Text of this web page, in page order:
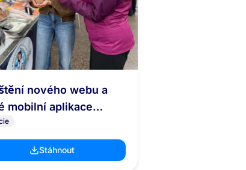
nového webu a
mobilní aplikace
Stáhnout